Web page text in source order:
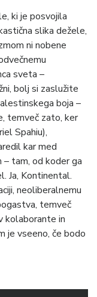
ki je posvojila
slika dežele,
ni nobene
sveta –
bolj si zaslužite
boja –
temveč zato, ker
Spahiu),
kar med
– tam, od koder ga
Ja, Kontinental.
neoliberalnemu
temveč
kolaborante in
je vseeno, če bodo